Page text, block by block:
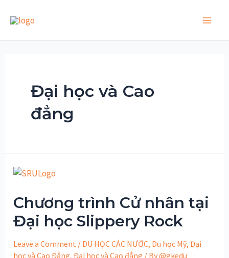
Đại học và Cao
đẳng
Chương trình Cử nhân tại
Đại học Slippery Rock
Leave a Comment / DU HỌC CÁC NƯỚC, Du học Mỹ,Đại
học và Cao Đẳng,Đại học và Cao đẳng / By@gkedu